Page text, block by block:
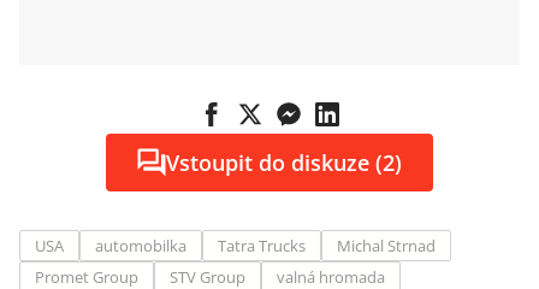
Vstoupit do diskuze (2)
USA automobilka Tatra Trucks
Michal Strnad
Promet Group
STV Group
valná hromada